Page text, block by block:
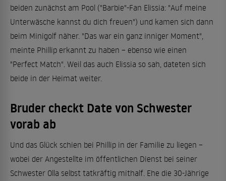
beiden zunächst am Pool ("Barbie"-Fan Elissia: "Auf meine
Unterwäsche kannst du dich freuen") und kamen sich dann
beim Minigolf näher. "Das war ein ganz inniger Moment",
meinte Phillip erkannt zu haben – ebenso wie einen
"Perfect Match". Weil das auch Elissia so sah, dateten sich
beide in der Heimat weiter.
Bruder checkt Date von Schwester
vorab ab
Und das Glück schien bei Phillip in der Familie zu liegen –
wobei der Angestellte im öffentlichen Dienst bei seiner
Schwester Olla selbst tatkräftig mithalf. Ehe die 30-Jährige